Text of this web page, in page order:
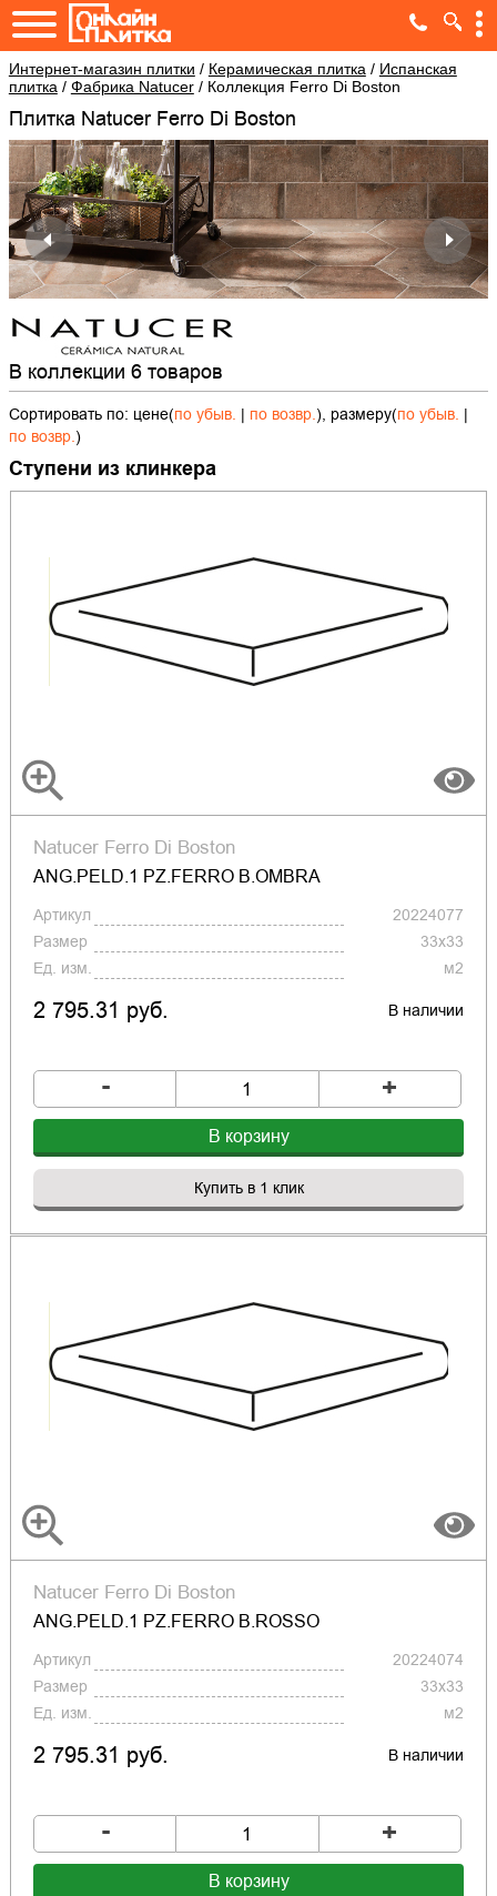
Интернет-магазин плитки / Керамическая плитка / Испанская
плитка / Фабрика Natucer/ Коллекция Ferro Di Boston
Плитка Natucer Ferro Di Boston
В коллекции 6 товаров
Сортировать по: цене(по убыв. | по возвр.), размеру(по убыв. |
по возвр.)
Ступени из клинкера
Natucer Ferro Di Boston
ANG.PELD.1 PZ.FERRO B.OMBRA
Артикул
20224077
Размер
33x33
Ед. изм.
м2
2 795.31 руб. В наличии
- +
В корзину
Купить в 1 клик
Natucer Ferro Di Boston
ANG.PELD.1 PZ.FERRO B.ROSSO
Артикул
20224074
Размер
33x33
Ед. изм.
м2
2 795.31 руб. В наличии
- +
В корзину